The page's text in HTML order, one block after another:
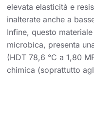
elevata elasticità e
inalterate anche a
Infine, questo
microbica, presenta
(HDT 78,6 °C a 1,80
chimica (soprattutto